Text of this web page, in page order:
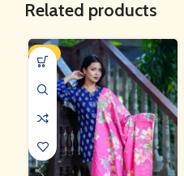
Related products
-8%